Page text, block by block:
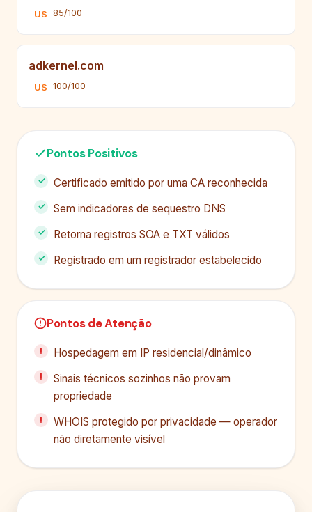
US 85/100
adkernel.com
US 100/100
Pontos Positivos
Certificado emitido por uma CA reconhecida
Sem indicadores de sequestro DNS
Retorna registros SOA e TXT válidos
Registrado em um registrador estabelecido
Pontos de Atenção
Hospedagem em IP residencial/dinâmico
Sinais técnicos sozinhos não provam
propriedade
WHOIS protegido por privacidade — operador
não diretamente visível